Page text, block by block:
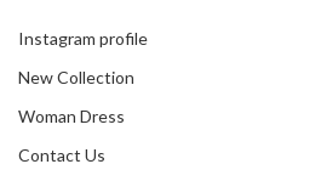
Instagram profile
New Collection
Woman Dress
Contact Us